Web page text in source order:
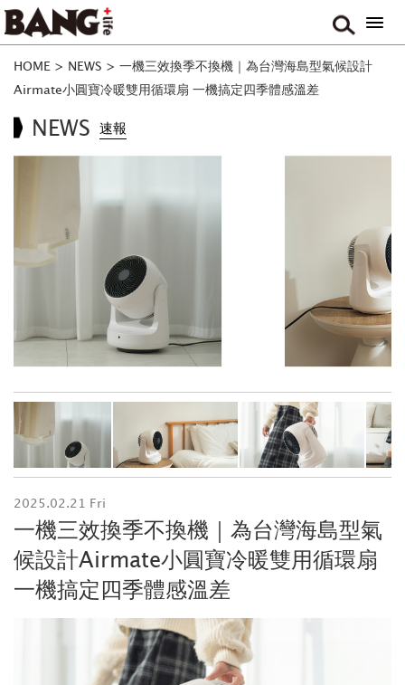
HOME > NEWS > 一機三效換季不換機｜為台灣海島型氣候設計
Airmate小圓寶冷暖雙用循環扇 一機搞定四季體感溫差
NEWS 速報
2025.02.21 Fri
一機三效換季不換機｜為台灣海島型氣
候設計Airmate小圓寶冷暖雙用循環扇
一機搞定四季體感溫差